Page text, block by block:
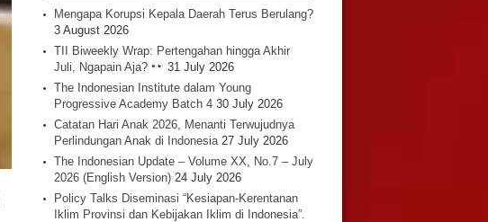
Mengapa Korupsi Kepala Daerah Terus Berulang?
3 August 2026
TII Biweekly Wrap: Pertengahan hingga Akhir
Juli, Ngapain Aja?
31 July 2026
The Indonesian Institute dalam Young
Progressive Academy Batch 4 30 July 2026
Catatan Hari Anak 2026, Menanti Terwujudnya
Perlindungan Anak di Indonesia 27 July 2026
The Indonesian Update – Volume XX, No.7 – July
2026 (English Version) 24 July 2026
Policy Talks Diseminasi “Kesiapan-Kerentanan
Iklim Provinsi dan Kebijakan Iklim di Indonesia”.